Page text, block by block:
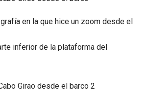
en la que hice un zoom desde el
inferior de la plataforma del